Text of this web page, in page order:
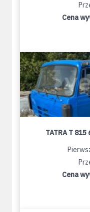
Cena
TATRA T 815
Cena